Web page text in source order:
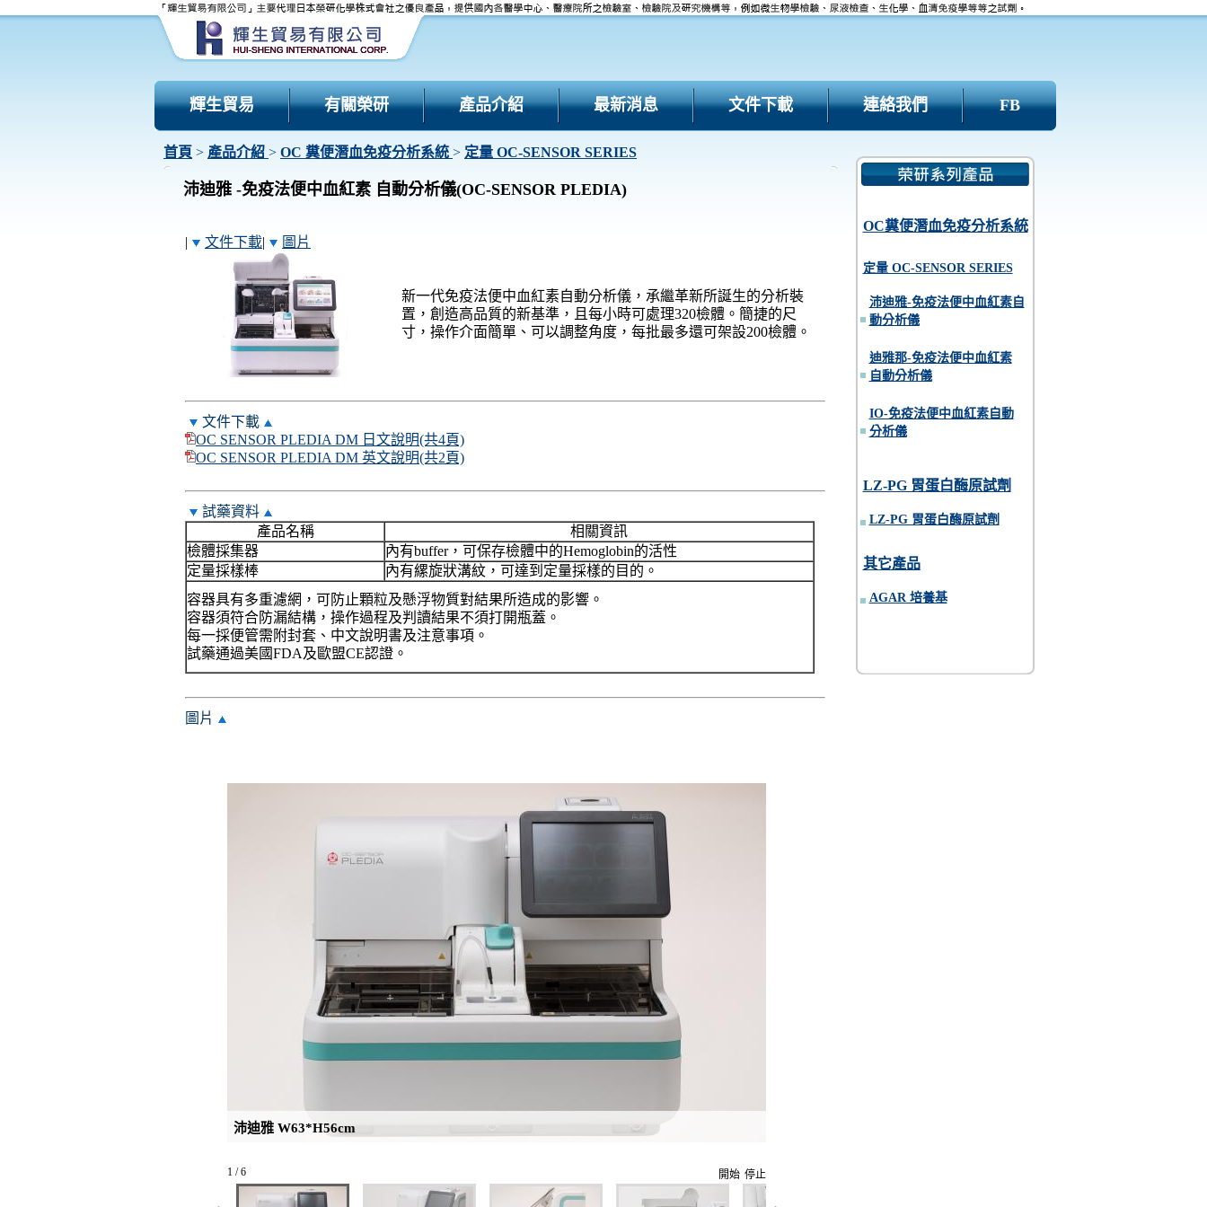
輝生貿易 有關榮研 產品介紹 最新消息 文件下載 連絡我們 FB
首頁 > 產品介紹 > OC 糞便潛血免疫分析系統 > 定量 OC-SENSOR SERIES
沛迪雅 -免疫法便中血紅素 自動分析儀(OC-SENSOR PLEDIA)
| 文件下載| 圖片
新一代免疫法便中血紅素自動分析儀，承繼革新所誕生的分析裝
置，創造高品質的新基準，且每小時可處理320檢體。簡捷的尺
寸，操作介面簡單、可以調整角度，每批最多還可架設200檢體。
文件下載
OC SENSOR PLEDIA DM 日文說明(共4頁)
OC SENSOR PLEDIA DM 英文說明(共2頁)
試藥資料
產品名稱
相關資訊
檢體採集器
內有buffer，可保存檢體中的Hemoglobin的活性
定量採樣棒
內有縲旋狀溝紋，可達到定量採樣的目的。
容器具有多重濾網，可防止顆粒及懸浮物質對結果所造成的影響。
容器須符合防漏結構，操作過程及判讀結果不須打開瓶蓋。
每一採便管需附封套、中文說明書及注意事項。
試藥通過美國FDA及歐盟CE認證。
圖片
沛迪雅 W63*H56cm
1 / 6 開始 停止
OC糞便潛血免疫分析系統
定量 OC-SENSOR SERIES
沛迪雅-免疫法便中血紅素自
動分析儀
迪雅那-免疫法便中血紅素
自動分析儀
IO-免疫法便中血紅素自動
分析儀
LZ-PG 胃蛋白酶原試劑
LZ-PG 胃蛋白酶原試劑
其它產品
AGAR 培養基